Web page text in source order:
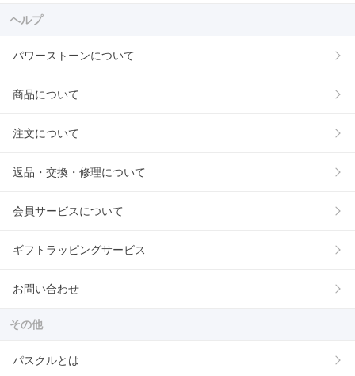
ヘルプ
パワーストーンについて
商品について
注文について
返品・交換・修理について
会員サービスについて
ギフトラッピングサービス
お問い合わせ
その他
パスクルとは